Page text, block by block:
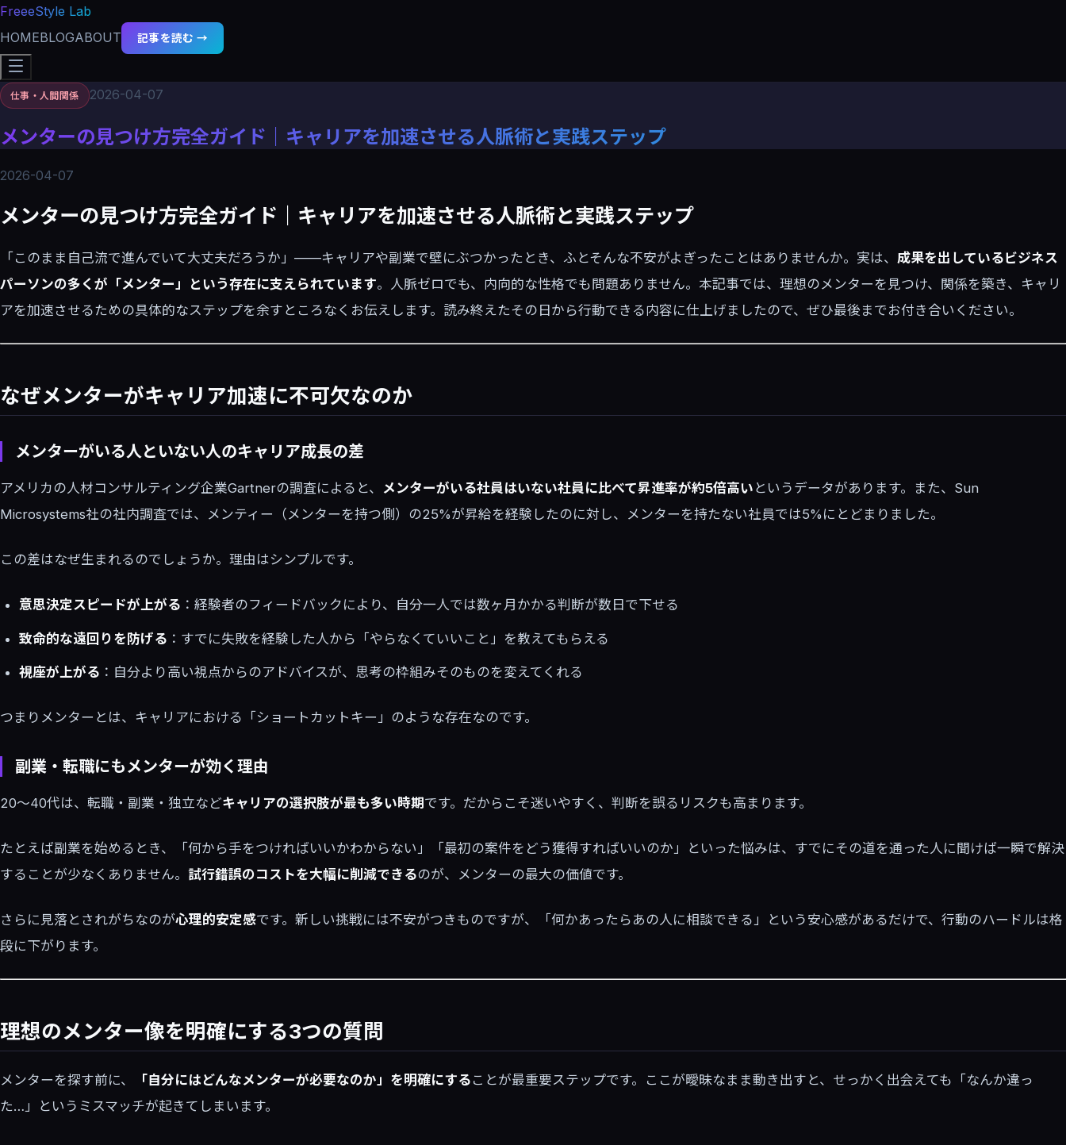
FreeeStyle Lab
HOMEBLOGABOUT 記事を読む →
仕事・人間関係 2026-04-07
メンターの見つけ方完全ガイド｜キャリアを加速させる人脈術と実践ステップ
2026-04-07
メンターの見つけ方完全ガイド｜キャリアを加速させる人脈術と実践ステップ
「このまま自己流で進んでいて大丈夫だろうか」——キャリアや副業で壁にぶつかったとき、ふとそんな不安がよぎったことはありませんか。実は、 成果を出しているビジネス
パーソンの多くが「メンター」という存在に支えられています。人脈ゼロでも、内向的な性格でも問題ありません。本記事では、理想のメンターを見つけ、関係を築き、キャリ
アを加速させるための具体的なステップを余すところなくお伝えします。読み終えたその日から行動できる内容に仕上げましたので、ぜひ最後までお付き合いください。
なぜメンターがキャリア加速に不可欠なのか
メンターがいる人といない人のキャリア成長の差
アメリカの人材コンサルティング企業Gartnerの調査によると、 メンターがいる社員はいない社員に比べて昇進率が約5倍高い というデータがあります。また、Sun
Microsystems社の社内調査では、メンティー（メンターを持つ側）の25%が昇給を経験したのに対し、メンターを持たない社員では5%にとどまりました。
この差はなぜ生まれるのでしょうか。理由はシンプルです。
意思決定スピードが上がる ：経験者のフィードバックにより、自分一人では数ヶ月かかる判断が数日で下せる
致命的な遠回りを防げる ：すでに失敗を経験した人から「やらなくていいこと」を教えてもらえる
視座が上がる ：自分より高い視点からのアドバイスが、思考の枠組みそのものを変えてくれる
つまりメンターとは、キャリアにおける「ショートカットキー」のような存在なのです。
副業・転職にもメンターが効く理由
20〜40代は、転職・副業・独立などキャリアの選択肢が最も多い時期 です。だからこそ迷いやすく、判断を誤るリスクも高まります。
たとえば副業を始めるとき、「何から手をつければいいかわからない」「最初の案件をどう獲得すればいいのか」といった悩みは、すでにその道を通った人に聞けば一瞬で解決
することが少なくありません。 試行錯誤のコストを大幅に削減できるのが、メンターの最大の価値です。
さらに見落とされがちなのが心理的安定感です。新しい挑戦には不安がつきものですが、「何かあったらあの人に相談できる」という安心感があるだけで、行動のハードルは格
段に下がります。
理想のメンター像を明確にする3つの質問
メンターを探す前に、 「自分にはどんなメンターが必要なのか」を明確にする ことが最重要ステップです。ここが曖昧なまま動き出すと、せっかく出会えても「なんか違っ
た…」というミスマッチが起きてしまいます。